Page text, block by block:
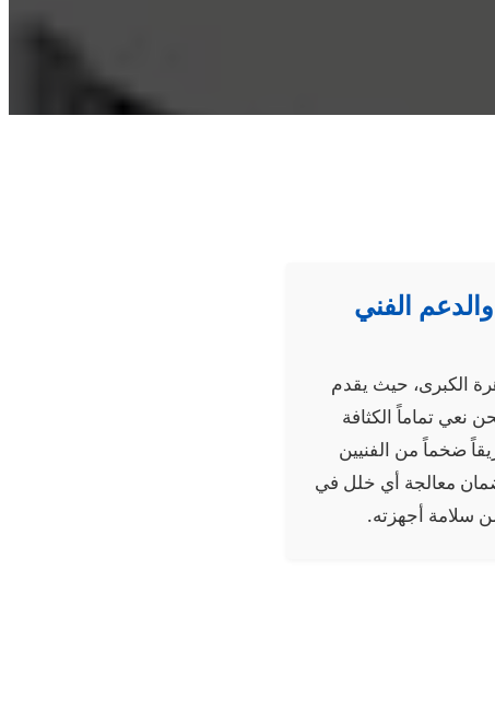
الفني
الكبرى، حيث يقدم
نعي تماماً الكثافة
ضخماً من الفنيين
معالجة أي خلل في
سلامة أجهزته.